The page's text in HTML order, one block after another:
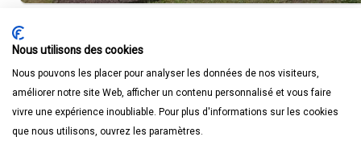
Nous utilisons des cookies
Nous pouvons les placer pour analyser les données de nos visiteurs,
améliorer notre site Web, afficher un contenu personnalisé et vous faire
vivre une expérience inoubliable. Pour plus d'informations sur les cookies
que nous utilisons, ouvrez les paramètres.